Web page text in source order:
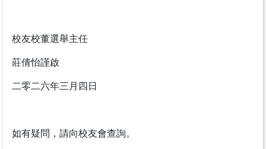
校友校董選舉主任
莊倩怡謹啟
二零二六年三月四日
如有疑問，請向校友會查詢。